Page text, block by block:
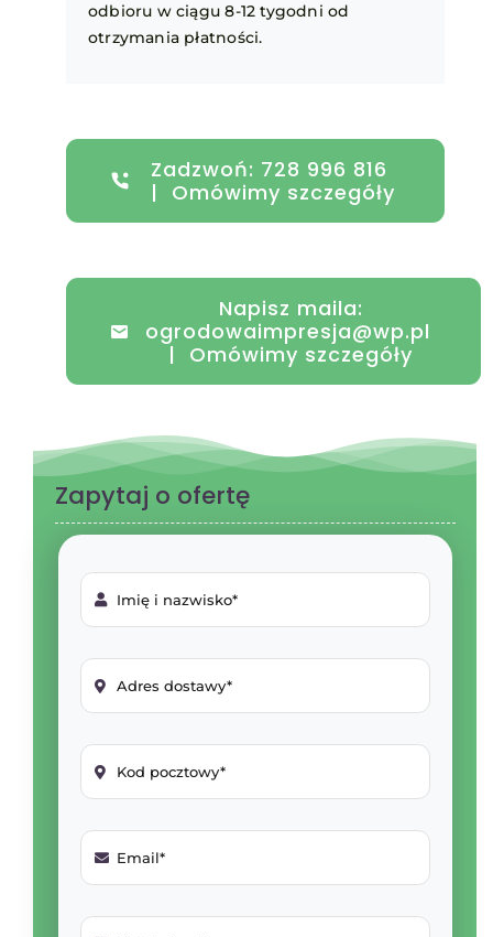
odbioru w ciągu 8-12 tygodni od
otrzymania płatności.
Zadzwoń: 728 996 816
| Omówimy szczegóły
Napisz maila:
ogrodowaimpresja@wp.pl
| Omówimy szczegóły
Zapytaj o ofertę